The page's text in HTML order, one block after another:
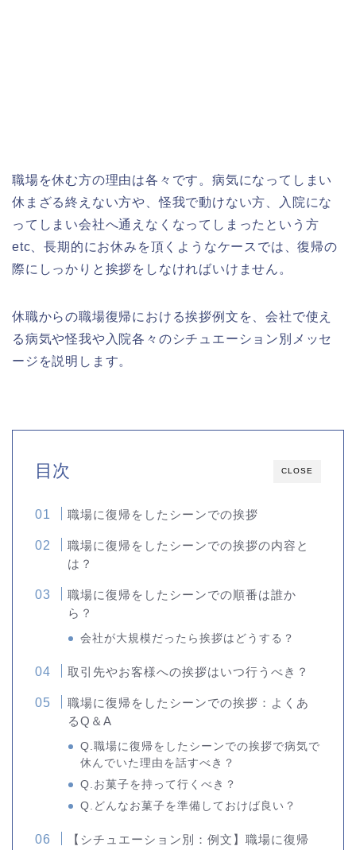
職場を休む方の理由は各々です。病気になってしまい
休まざる終えない方や、怪我で動けない方、入院にな
ってしまい会社へ通えなくなってしまったという方
etc、長期的にお休みを頂くようなケースでは、復帰の
際にしっかりと挨拶をしなければいけません。
休職からの職場復帰における挨拶例文を、会社で使え
る病気や怪我や入院各々のシチュエーション別メッセ
ージを説明します。
CLOSE
目次
職場に復帰をしたシーンでの挨拶
職場に復帰をしたシーンでの挨拶の内容と
は？
職場に復帰をしたシーンでの順番は誰か
ら？
会社が大規模だったら挨拶はどうする？
取引先やお客様への挨拶はいつ行うべき？
職場に復帰をしたシーンでの挨拶：よくあ
るQ＆A
Q.職場に復帰をしたシーンでの挨拶で病気で
休んでいた理由を話すべき？
Q.お菓子を持って行くべき？
Q.どんなお菓子を準備しておけば良い？
【シチュエーション別：例文】職場に復帰